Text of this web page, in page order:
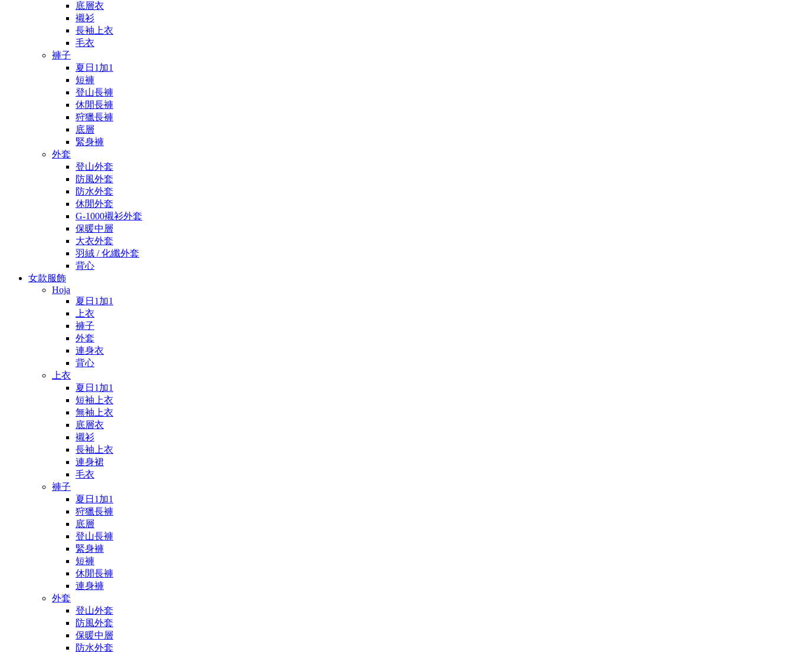
底層衣
襯衫
長袖上衣
毛衣
褲子
夏日1加1
短褲
登山長褲
休閒長褲
狩獵長褲
底層
緊身褲
外套
登山外套
防風外套
防水外套
休閒外套
G-1000襯衫外套
保暖中層
大衣外套
羽絨 / 化纖外套
背心
女款服飾
Hoja
夏日1加1
上衣
褲子
外套
連身衣
背心
上衣
夏日1加1
短袖上衣
無袖上衣
底層衣
襯衫
長袖上衣
連身裙
毛衣
褲子
夏日1加1
狩獵長褲
底層
登山長褲
緊身褲
短褲
休閒長褲
連身褲
外套
登山外套
防風外套
保暖中層
防水外套